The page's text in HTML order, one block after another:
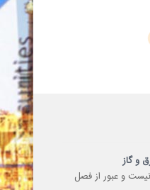
و گاز
و عبور از فصل